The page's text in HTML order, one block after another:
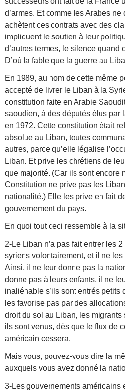
d’armes. Et comme les Arabes
achètent ces contrats avec des
impliquent le soutien à leur
d’autres termes, le silence quand
D’où la fable que la guerre au
En 1989, au nom de cette même
accepté de livrer le Liban à la
constitution faite en Arabie
saoudien, à des députés élus par
en 1972. Cette constitution était
absolue au Liban, toutes
autres, parce qu’elle légalise
Liban. Et prive les chrétiens de
que majorité. (Car ils sont encore
Constitution ne prive pas les
nationalité.) Elle les prive en fait
gouvernement du pays.
En quoi tout ceci ressemble à la
2-Le Liban n’a pas fait entrer les
syriens volontairement, et il ne
Ainsi, il ne leur donne pas la
donne pas à leurs enfants, il ne
inaliénable s’ils sont entrés petits
les favorise pas par des
droit du sol au Liban, les migrants
ils sont venus, dès que le flux de
américain cessera.
Mais vous, pouvez-vous dire la
auxquels vous avez donné la
3-Les gouvernements américains